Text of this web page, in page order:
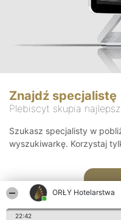
ORŁY Hotelarstwa
22:42
Znajdź specjalistę
Plebiscyt skupia
Szukasz specjalisty w
wyszukiwarkę. Korzystaj